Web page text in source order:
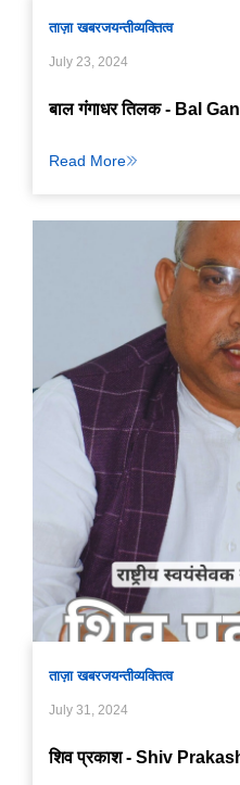
ताज़ा खबरजयन्तीव्यक्तित्व
July 23, 2024
बाल गंगाधर तिलक - Bal
Read More
ताज़ा खबरजयन्तीव्यक्तित्व
July 31, 2024
शिव प्रकाश - Shiv